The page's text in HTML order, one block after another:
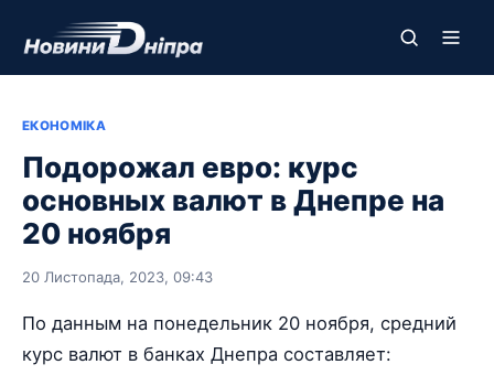
ЕКОНОМІКА
Подорожал евро: курс
основных валют в Днепре на
20 ноября
20 Листопада, 2023, 09:43
По данным на понедельник 20 ноября, средний
курс валют в банках Днепра составляет: